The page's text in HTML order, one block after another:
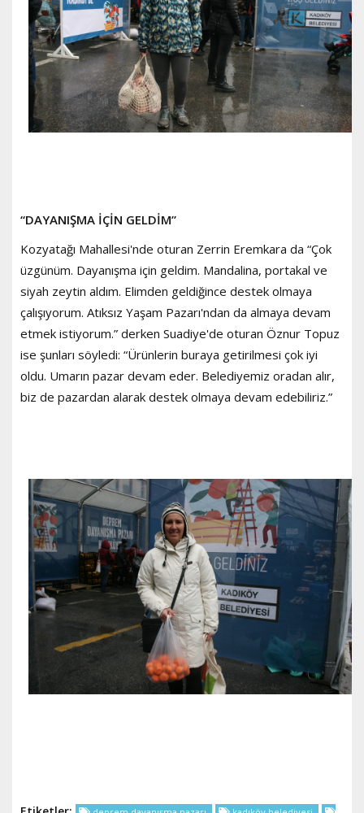
“DAYANIŞMA İÇİN GELDİM”
Kozyatağı Mahallesi'nde oturan Zerrin Eremkara da “Çok
üzgünüm. Dayanışma için geldim. Mandalina, portakal ve
siyah zeytin aldım. Elimden geldiğince destek olmaya
çalışıyorum. Atıksız Yaşam Pazarı'ndan da almaya devam
etmek istiyorum.” derken Suadiye'de oturan Öznur Topuz
ise şunları söyledi: “Ürünlerin buraya getirilmesi çok iyi
oldu. Umarın pazar devam eder. Belediyemiz oradan alır,
biz de pazardan alarak destek olmaya devam edebiliriz.”